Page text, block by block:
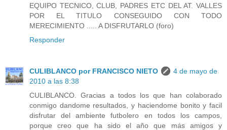
EQUIPO TECNICO, CLUB, PADRES ETC DEL AT. VALLES
POR EL TITULO CONSEGUIDO CON TODO
MERECIMIENTO ..... A DISFRUTARLO (foro)
Responder
CULIBLANCO por FRANCISCO NIETO
4 de mayo de
2010 a las 8:38
CULIBLANCO. Gracias a todos los que han colaborado
conmigo dandome resultados, y haciendome bonito y facil
disfrutar del ambiente futbolero en todos los campos,
porque creo que ha sido el año que más amigos y